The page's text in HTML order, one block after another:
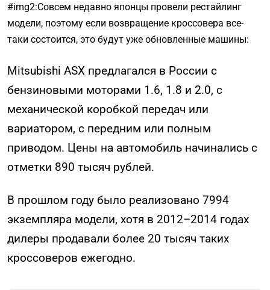
#img2:Совсем недавно японцы провели рестайлинг
модели, поэтому если возвращение кроссовера все-
таки состоится, это будут уже обновленные машины:
Mitsubishi ASX предлагался в России с
бензиновыми моторами 1.6, 1.8 и 2.0, с
механической коробкой передач или
вариатором, с передним или полным
приводом. Цены на автомобиль начинались с
отметки 890 тысяч рублей.
В прошлом году было реализовано 7994
экземпляра модели, хотя в 2012–2014 годах
дилеры продавали более 20 тысяч таких
кроссоверов ежегодно.